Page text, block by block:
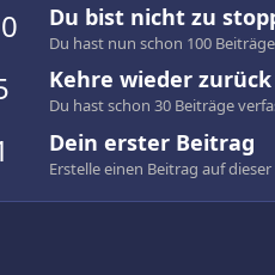
Du bist nicht zu
Du hast nun schon 100
Kehre wieder zurück
Du hast schon 30 Beiträge
Dein erster Beitrag
Erstelle einen Beitrag auf